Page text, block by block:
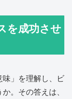
を成功させ
」を理解し、ビ
。その答えは、